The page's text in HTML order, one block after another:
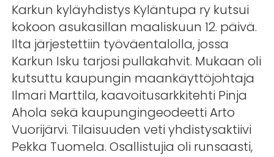
Karkun kyläyhdistys Kyläntupa ry kutsui
kokoon asukasillan maaliskuun 12. päivä.
Ilta järjestettiin työväentalolla, jossa
Karkun Isku tarjosi pullakahvit. Mukaan oli
kutsuttu kaupungin maankäyttöjohtaja
Ilmari Marttila, kaavoitusarkkitehti Pinja
Ahola sekä kaupungingeodeetti Arto
Vuorijärvi. Tilaisuuden veti yhdistysaktiivi
Pekka Tuomela. Osallistujia oli runsaasti,